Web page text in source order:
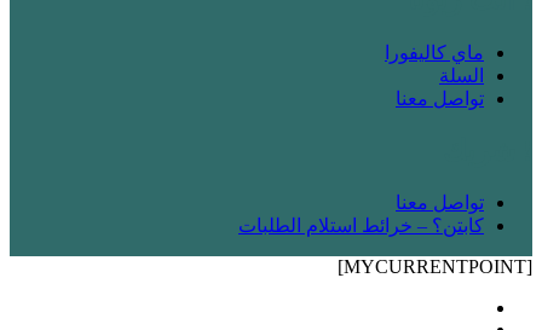
ماي كاليفورا
السلة
تواصل معنا
تواصل معنا
كابتن؟ – خرائط استلام الطلبات
[MYCURRENTPOINT]